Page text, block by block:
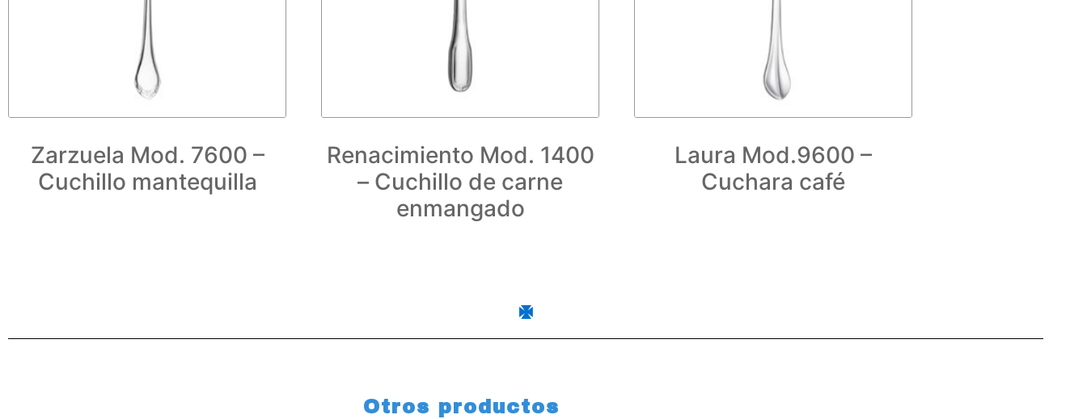
Zarzuela Mod. 7600 –
Cuchillo mantequilla
Renacimiento Mod. 1400
– Cuchillo de carne
enmangado
Laura Mod.9600 –
Cuchara café
Otros productos